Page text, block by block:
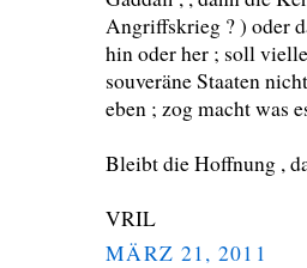
Angriffskrieg ? ) oder
hin oder her ; soll
souveräne Staaten
eben ; zog macht was
Bleibt die Hoffnung ,
VRIL
MÄRZ 21, 2011